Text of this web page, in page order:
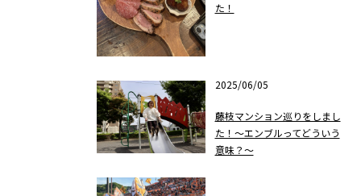
た！
2025/06/05
藤枝マンション巡りをしまし
た！～エンブルってどういう
意味？～